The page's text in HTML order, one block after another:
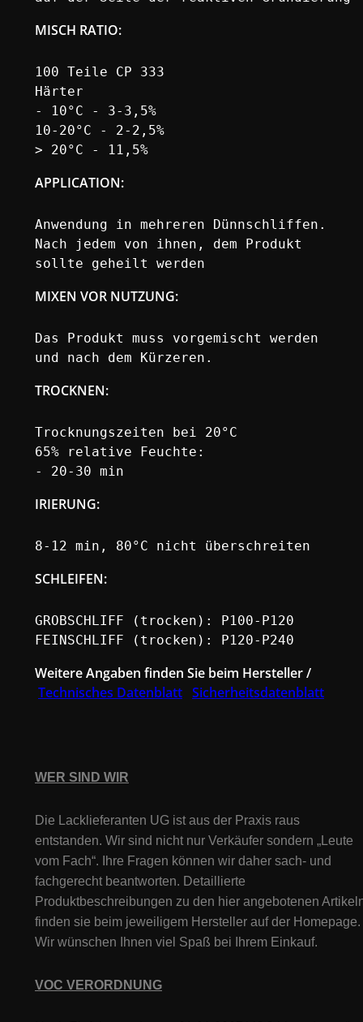
MISCH RATIO:
100 Teile CP 333
Härter
- 10°C - 3-3,5%
10-20°C - 2-2,5%
> 20°C - 11,5%
APPLICATION:
Anwendung in mehreren Dünnschliffen.
Nach jedem von ihnen, dem Produkt
sollte geheilt werden
MIXEN VOR NUTZUNG:
Das Produkt muss vorgemischt werden
und nach dem Kürzeren.
TROCKNEN:
Trocknungszeiten bei 20°C
65% relative Feuchte:
- 20-30 min
IRIERUNG:
8-12 min, 80°C nicht überschreiten
SCHLEIFEN:
GROBSCHLIFF (trocken): P100-P120
FEINSCHLIFF (trocken): P120-P240
Weitere Angaben finden Sie beim Hersteller /
Technisches Datenblatt Sicherheitsdatenblatt
WER SIND WIR
Die Lacklieferanten UG ist aus der Praxis raus
entstanden. Wir sind nicht nur Verkäufer sondern „Leute
vom Fach“. Ihre Fragen können wir daher sach- und
fachgerecht beantworten. Detaillierte
Produktbeschreibungen zu den hier angebotenen
finden sie beim jeweiligem Hersteller auf der Homepage.
Wir wünschen Ihnen viel Spaß bei Ihrem Einkauf.
VOC VERORDNUNG